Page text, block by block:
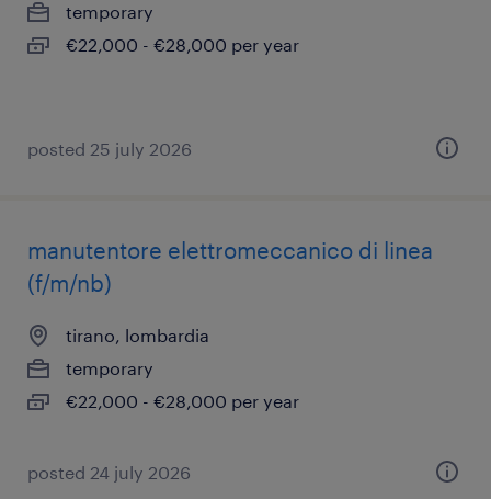
temporary
€22,000 - €28,000 per year
posted 25 july 2026
manutentore elettromeccanico di linea
(f/m/nb)
tirano, lombardia
temporary
€22,000 - €28,000 per year
posted 24 july 2026